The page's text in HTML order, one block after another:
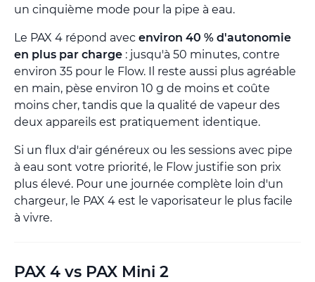
un cinquième mode pour la pipe à eau.
Le PAX 4 répond avec environ 40 % d'autonomie
en plus par charge : jusqu'à 50 minutes, contre
environ 35 pour le Flow. Il reste aussi plus agréable
en main, pèse environ 10 g de moins et coûte
moins cher, tandis que la qualité de vapeur des
deux appareils est pratiquement identique.
Si un flux d'air généreux ou les sessions avec pipe
à eau sont votre priorité, le Flow justifie son prix
plus élevé. Pour une journée complète loin d'un
chargeur, le PAX 4 est le vaporisateur le plus facile
à vivre.
PAX 4 vs PAX Mini 2